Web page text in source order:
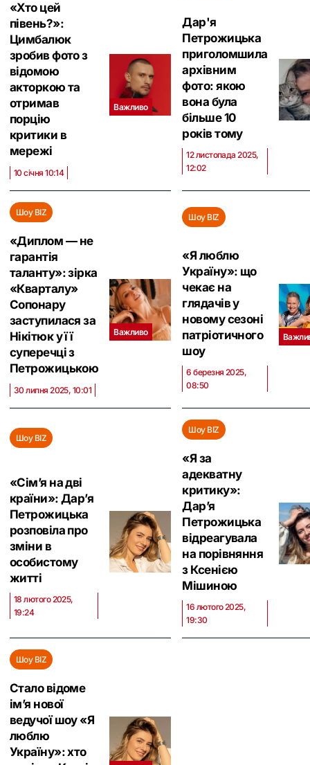
Важливо
«‎Хто цей
півень?»:
Цимбалюк
зробив фото з
відомою
акторкою та
отримав
порцію
критики в
мережі
10 січня 10:14
Дар'я
Петрожицька
приголомшила
архівним
фото: якою
вона була
більше 10
років тому
12 листопада 2025,
12:02
Важливо
Шоу BIZ
«Диплом — не
гарантія
таланту»: зірка
«Кварталу»
Сопонару
заступилася за
Нікітюк у її
суперечці з
Петрожицькою
30 липня 2025, 10:01
Шоу BIZ
«Я люблю
Україну»: що
чекає на
глядачів у
новому сезоні
патріотичного
шоу
6 березня 2025,
08:50
Шоу BIZ
«Сім’я на дві
країни»: Дар’я
Петрожицька
розповіла про
зміни в
особистому
житті
18 лютого 2025,
19:24
Шоу BIZ
«Я за
адекватну
критику»:
Дар’я
Петрожицька
відреагувала
на порівняння
з Ксенією
Мішиною
16 лютого 2025,
19:30
Шоу BIZ
Стало відоме
ім’я нової
ведучої шоу «Я
люблю
Україну»: хто